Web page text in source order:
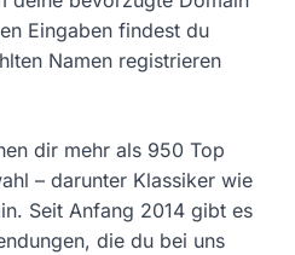
Eingaben findest du
Namen registrieren
dir mehr als 950 Top
– darunter Klassiker wie
Seit Anfang 2014 gibt es
die du bei uns